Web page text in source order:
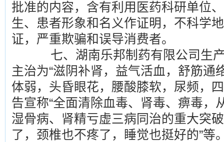
批准的内容，含有利用医药科研单位
生、患者形象和名义作证明，不科学
证，严重欺骗和误导消费者。
七、湖南乐邦制药有限公司生产
主治为“滋阴补肾，益气活血，舒筋通
体弱，头昏眼花，腰酸膝软，尿频，
告宣称“全面清除血毒、肾毒、痹毒，
湿骨病、肾精亏虚三病同治的重大突
了，颈椎也不疼了，睡觉也挺好的”等